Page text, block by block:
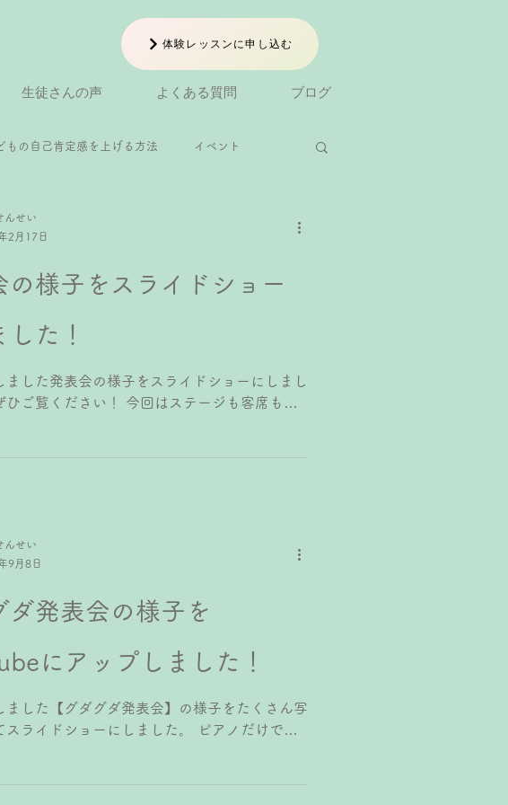
体験レッスンに申し込む
生徒さんの声 よくある質問 ブログ
もの自己肯定感を上げる方法 イベント
んピアノレッスン
小6ピアノレッスン
の様子をスライドショー
した！
ました発表会の様子をスライドショーにしまし
ひご覧ください！ 今回はステージも客席も広
ングの全員合唱も、あまり練習はできなかった
たです♪♪ 指揮者も伴奏者も生徒さんにお任せ
なやってくれて嬉しいです！ また、小学生の
ス 4、5年生→トーンチャイム 6年生→リコー
習を積んできました。どの学年も息の合った演
くカッコ良く仕上がりました！ 小さな生徒さ
んせい
2月17日
ダ発表会の様子を
にアップしました！
ました【グダグダ発表会】の様子をたくさん写
スライドショーにしました。 ⁡ピアノだけでな
んせい
9月8日